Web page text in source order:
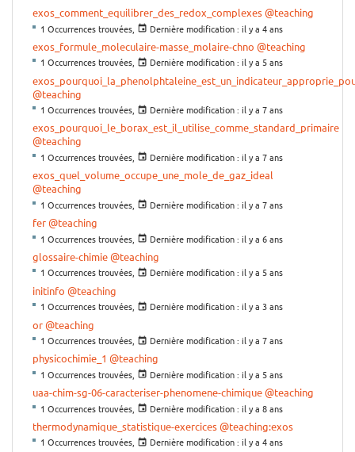
exos_comment_equilibrer_des_redox_complexes@teaching
1 Occurrences trouvées, Dernière modification : il y a 4 ans
exos_formule_moleculaire-masse_molaire-chno @teaching
1 Occurrences trouvées, Dernière modification : il y a 5 ans
@teaching
1 Occurrences trouvées, Dernière modification : il y a 7 ans
exos_pourquoi_le_borax_est_il_utilise_comme_standard_primaire
@teaching
1 Occurrences trouvées, Dernière modification : il y a 7 ans
exos_quel_volume_occupe_une_mole_de_gaz_ideal
@teaching
1 Occurrences trouvées, Dernière modification : il y a 7 ans
fer@teaching
1 Occurrences trouvées, Dernière modification : il y a 6 ans
glossaire-chimie@teaching
1 Occurrences trouvées, Dernière modification : il y a 5 ans
initinfo @teaching
1 Occurrences trouvées, Dernière modification : il y a 3 ans
or@teaching
1 Occurrences trouvées, Dernière modification : il y a 7 ans
physicochimie_1 @teaching
1 Occurrences trouvées, Dernière modification : il y a 5 ans
uaa-chim-sg-06-caracteriser-phenomene-chimique@teaching
1 Occurrences trouvées, Dernière modification : il y a 8 ans
thermodynamique_statistique-exercices@teaching:exos
1 Occurrences trouvées, Dernière modification : il y a 4 ans